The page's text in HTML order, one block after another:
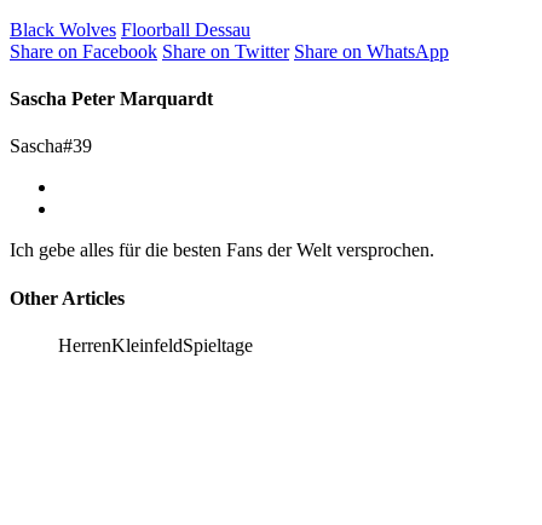
Black Wolves Floorball Dessau
Share on Facebook Share on Twitter Share on WhatsApp
Sascha Peter Marquardt
Sascha#39
Ich gebe alles für die besten Fans der Welt versprochen.
Other Articles
HerrenKleinfeldSpieltage